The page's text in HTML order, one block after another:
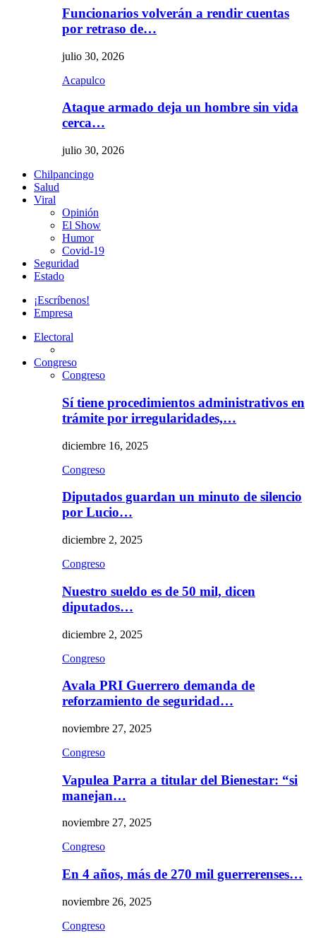
Funcionarios volverán a rendir cuentas
por retraso de…
julio 30, 2026
Acapulco
Ataque armado deja un hombre sin vida
cerca…
julio 30, 2026
Chilpancingo
Salud
Viral
Opinión
El Show
Humor
Covid-19
Seguridad
Estado
¡Escríbenos!
Empresa
Electoral
Congreso
Congreso
Sí tiene procedimientos administrativos en
trámite por irregularidades,…
diciembre 16, 2025
Congreso
Diputados guardan un minuto de silencio
por Lucio…
diciembre 2, 2025
Congreso
Nuestro sueldo es de 50 mil, dicen
diputados…
diciembre 2, 2025
Congreso
Avala PRI Guerrero demanda de
reforzamiento de seguridad…
noviembre 27, 2025
Congreso
Vapulea Parra a titular del Bienestar: “si
manejan…
noviembre 27, 2025
Congreso
En 4 años, más de 270 mil guerrerenses…
noviembre 26, 2025
Congreso